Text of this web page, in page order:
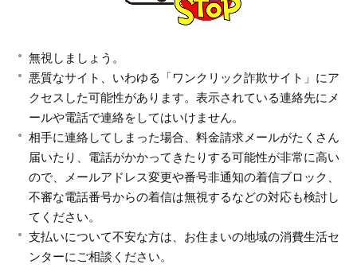
無視しましょう。
悪質なサイト、いわゆる「ワンクリック詐欺サイト」にア
クセスした可能性があります。表示されている連絡先にメ
ールや電話で連絡をしてはいけません。
相手に連絡してしまった場合、料金請求メールがたくさん
届いたり、電話がかかってきたりする可能性が非常に高い
ので、メールアドレス変更や番号非通知の着信ブロック、
不審な電話番号からの着信は無視するなどの対応も検討し
てください。
支払いについて不安な方は、お住まいの地域の消費生活セ
ンターにご相談ください。